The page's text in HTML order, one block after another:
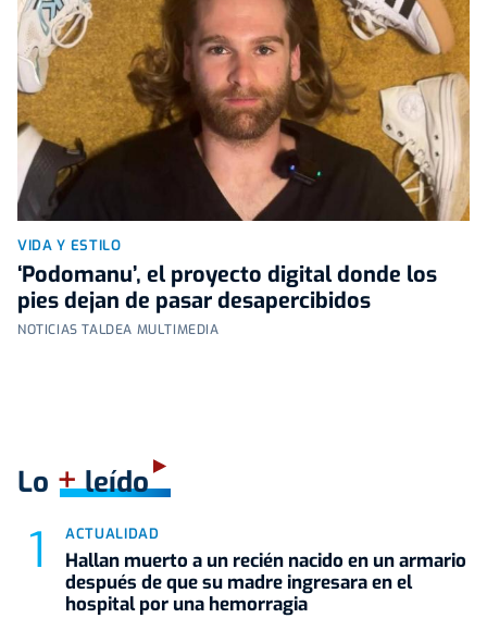
VIDA Y ESTILO
‘Podomanu’, el proyecto digital donde los
pies dejan de pasar desapercibidos
NOTICIAS TALDEA MULTIMEDIA
Lo +leído
ACTUALIDAD
Hallan muerto a un recién nacido en un armario
después de que su madre ingresara en el
hospital por una hemorragia